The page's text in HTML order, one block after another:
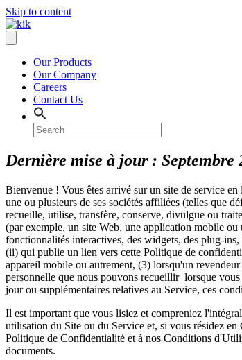
Skip to content
Our Products
Our Company
Careers
Contact Us
Dernière mise à jour : Septembre
Bienvenue ! Vous êtes arrivé sur un site de service
une ou plusieurs de ses sociétés affiliées (telles que
recueille, utilise, transfère, conserve, divulgue ou
(par exemple, un site Web, une application mobile
fonctionnalités interactives, des widgets, des plug-
(ii) qui publie un lien vers cette Politique de
appareil mobile ou autrement, (3) lorsqu'un revendeur
personnelle que nous pouvons recueillir lorsque
jour ou supplémentaires relatives au Service, ces
Il est important que vous lisiez et compreniez
utilisation du Site ou du Service et, si vous résidez
Politique de Confidentialité et à nos Conditions
documents.